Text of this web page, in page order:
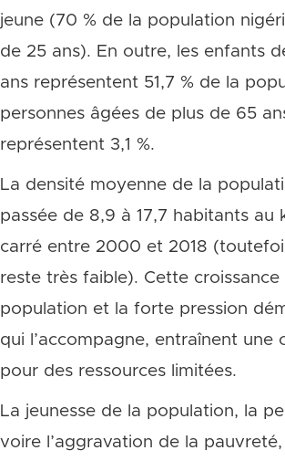
jeune (70 % de la population
de 25 ans). En outre, les enfants
ans représentent 51,7 % de la
personnes âgées de plus de 65
représentent 3,1 %.
La densité moyenne de la
passée de 8,9 à 17,7 habitants au
carré entre 2000 et 2018
reste très faible). Cette
population et la forte pression
qui l’accompagne, entraînent une
pour des ressources limitées.
La jeunesse de la population, la
voire l’aggravation de la